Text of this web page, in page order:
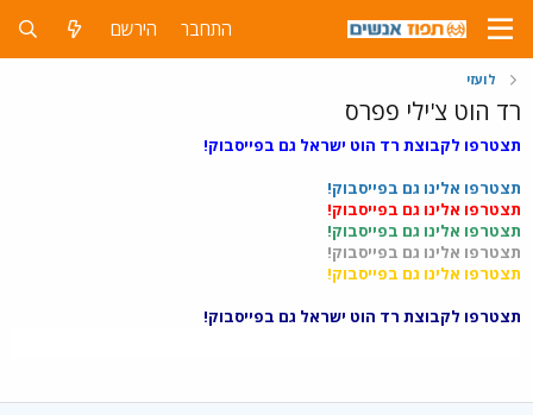
התחבר הירשם
לועזי
רד הוט צ'ילי פפרס
תצטרפו לקבוצת רד הוט ישראל גם בפייסבוק!
תצטרפו אלינו גם בפייסבוק!
תצטרפו אלינו גם בפייסבוק!
תצטרפו אלינו גם בפייסבוק!
תצטרפו אלינו גם בפייסבוק!
תצטרפו אלינו גם בפייסבוק!
תצטרפו לקבוצת רד הוט ישראל גם בפייסבוק!